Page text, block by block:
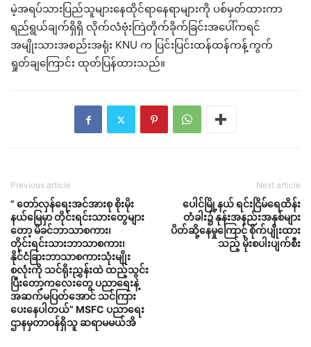
မဲ့အရပ်သားပြည်သူများနေထိုင်ရာနေရာများကို ပစ်မှတ်ထားကာ
ရည်ရွယ်ချက်ရှိရှိ လိုက်လံဗုံးကြဲတိုက်ခိုက်ခြင်းအပေါ်ကရင်
အမျိုးသားအစည်းအရုံး KNU က ပြင်းပြင်းထန်ထန်ကန့်ကွက်
ရှုတ်ချကြောင်း ထုတ်ပြန်ထားသည်။
Previous article
“ တော်လှန်ရေးအင်အားစု စိုးမိုး
နယ်မြေမှာ တိုင်းရင်းသားတွေများ
တော့ မိခင်ဘာသာစကား၊
တိုင်းရင်းသားဘာသာစကား၊
နိုင်ငံခြားဘာသာစကားသုံးမျိုး
စလုံးကို သင်ရိုးညွှန်းထဲ ထည့်သွင်း
ပြီးတော့ကလေးတွေ ပညာရေးနဲ့
အဆက်မပြတ်အောင် သင်ကြား
ပေးနေပါတယ်” MSFC ပညာရေး
ဌာနမှတာဝန်ရှိသူ ဆရာမမယ်အိ
Next article
ပေါင်မြို့နယ် ရင်းငြိမ်ရေထိန်း
တံခါး၌ နုန်းအနည်းအနှစ်များ
ပိတ်ဆို့နေမှုကြောင့် စိုက်ပျိုးထား
သည့် မိုးစပါးပျက်စီး